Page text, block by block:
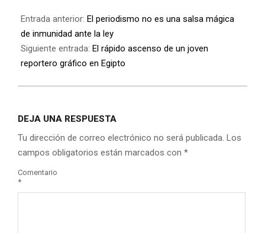
Entrada anterior: El periodismo no es una salsa mágica
de inmunidad ante la ley
Siguiente entrada: El rápido ascenso de un joven
reportero gráfico en Egipto
DEJA UNA RESPUESTA
Tu dirección de correo electrónico no será publicada. Los
campos obligatorios están marcados con *
Comentario
*